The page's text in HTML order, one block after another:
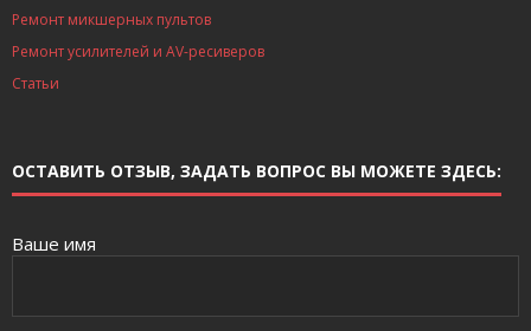
Ремонт микшерных пультов
Ремонт усилителей и AV-ресиверов
Статьи
ОСТАВИТЬ ОТЗЫВ, ЗАДАТЬ ВОПРОС ВЫ МОЖЕТЕ ЗДЕСЬ:
Ваше имя